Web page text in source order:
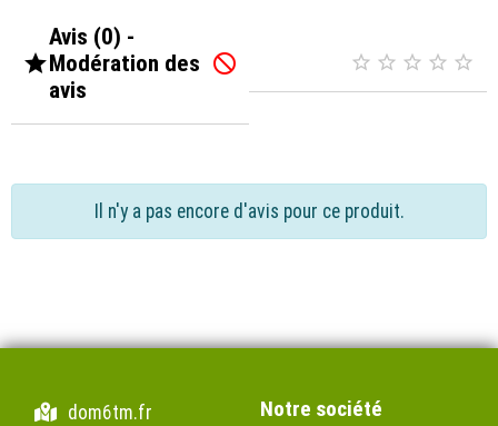

Avis (0) -
Modération des
avis
     
Il n'y a pas encore d'avis pour ce produit.
dom6tm.fr
Notre société